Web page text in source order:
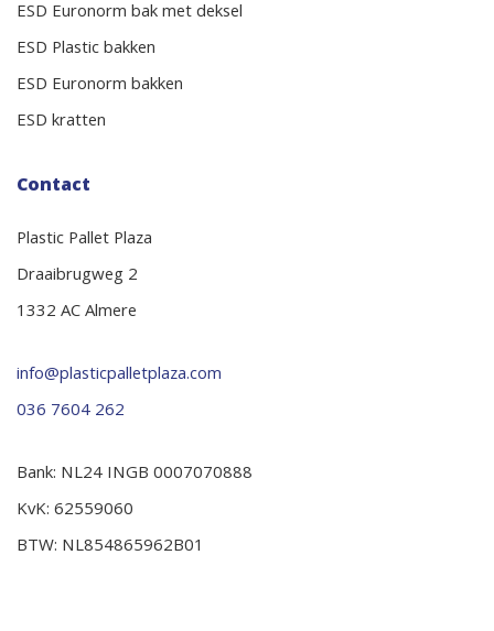
ESD Euronorm bak met deksel
ESD Plastic bakken
ESD Euronorm bakken
ESD kratten
Contact
Plastic Pallet Plaza
Draaibrugweg 2
1332 AC Almere
info@plasticpalletplaza.com
036 7604 262
Bank: NL24 INGB 0007070888
KvK: 62559060
BTW: NL854865962B01